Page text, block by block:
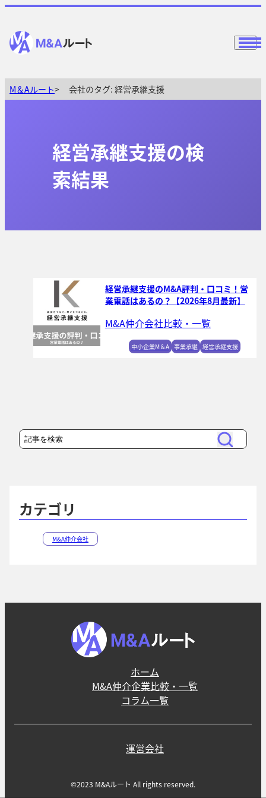
M＆Aルート 会社のタグ: 経営承継支援
経営承継支援の検
索結果
経営承継支援のM&A評判・口コミ！営
業電話はあるの？【2026年8月最新】
M&A仲介会社比較・一覧
中小企業M＆A 事業承継 経営承継支援
検
索
検
索
カテゴリ
M&A仲介会社
ホーム
M&A仲介企業比較・一覧
コラム一覧
運営会社
©2023 M&Aルート All rights reserved.